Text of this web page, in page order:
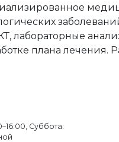
лабораторные
плана лечения.
Суббота: